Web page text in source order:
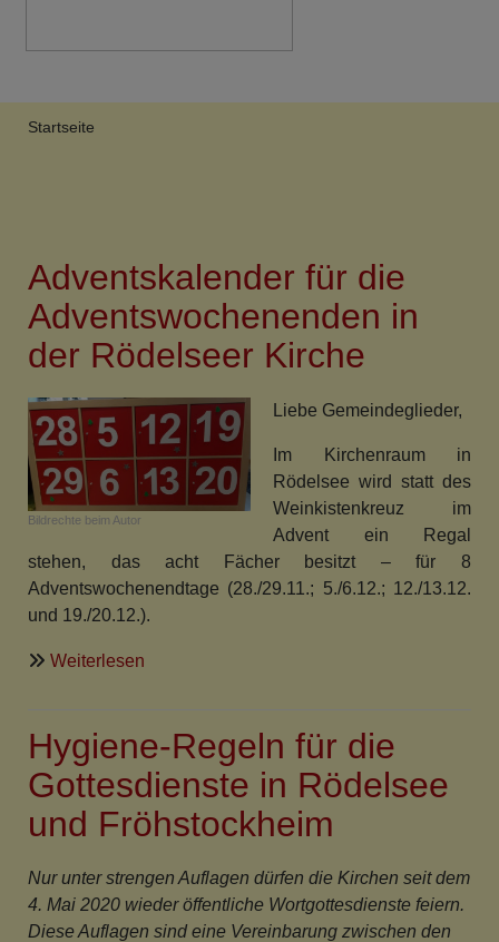
Breadcrumb
Startseite
Adventskalender für die
Adventswochenenden in
der Rödelseer Kirche
Bildrechte beim Autor
Liebe Gemeindeglieder,
Im Kirchenraum in
Rödelsee wird statt des
Weinkistenkreuz im
Advent ein Regal
stehen, das acht Fächer besitzt – für 8
Adventswochenendtage (28./29.11.; 5./6.12.; 12./13.12.
und 19./20.12.).
Weiterlesen
die
Adventswochenenden
in
der
Kirche
Hygiene-Regeln für die
Gottesdienste in Rödelsee
und Fröhstockheim
Nur unter strengen Auflagen dürfen die Kirchen seit dem
4. Mai 2020 wieder öffentliche Wortgottesdienste feiern.
Diese Auflagen sind eine Vereinbarung zwischen den